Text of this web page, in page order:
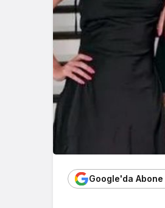
Google'da Abone